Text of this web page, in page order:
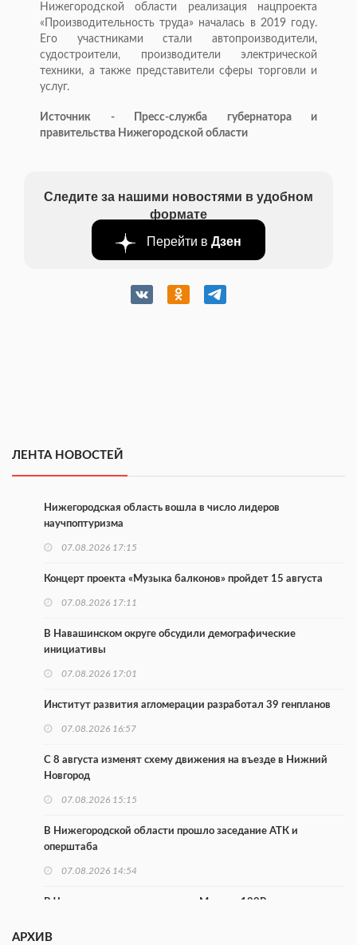
Нижегородской области реализация нацпроекта
«Производительность труда» началась в 2019 году.
Его участниками стали автопроизводители,
судостроители, производители электрической
техники, а также представители сферы торговли и
услуг.
Источник - Пресс-служба губернатора и
правительства Нижегородской области
Следите за нашими новостями в удобном
формате
Перейти в Дзен
ЛЕНТА НОВОСТЕЙ
Нижегородская область вошла в число лидеров
научпоптуризма
07.08.2026 17:15
Концерт проекта «Музыка балконов» пройдет 15 августа
07.08.2026 17:11
В Навашинском округе обсудили демографические
инициативы
07.08.2026 17:01
Институт развития агломерации разработал 39 генпланов
07.08.2026 16:57
С 8 августа изменят схему движения на въезде в Нижний
Новгород
07.08.2026 15:15
В Нижегородской области прошло заседание АТК и
оперштаба
07.08.2026 14:54
В Чкаловске спустили на воду «Метеор-120Р»
АРХИВ